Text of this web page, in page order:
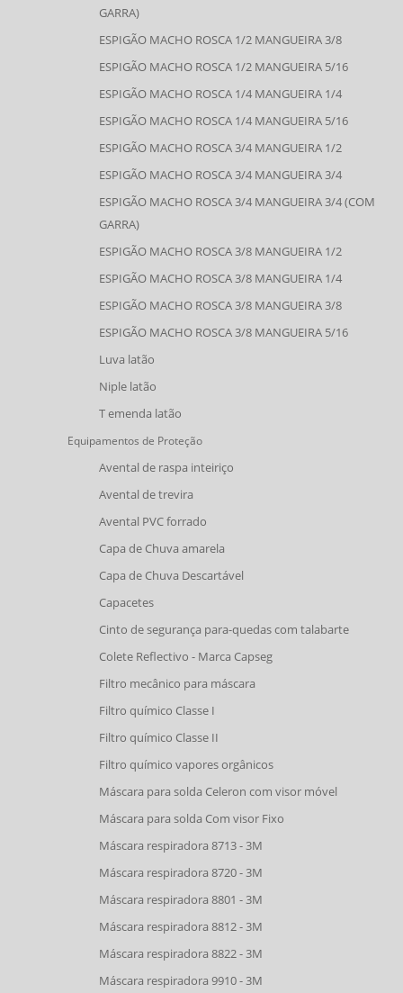
GARRA)
ESPIGÃO MACHO ROSCA 1/2 MANGUEIRA 3/8
ESPIGÃO MACHO ROSCA 1/2 MANGUEIRA 5/16
ESPIGÃO MACHO ROSCA 1/4 MANGUEIRA 1/4
ESPIGÃO MACHO ROSCA 1/4 MANGUEIRA 5/16
ESPIGÃO MACHO ROSCA 3/4 MANGUEIRA 1/2
ESPIGÃO MACHO ROSCA 3/4 MANGUEIRA 3/4
ESPIGÃO MACHO ROSCA 3/4 MANGUEIRA 3/4 (COM
GARRA)
ESPIGÃO MACHO ROSCA 3/8 MANGUEIRA 1/2
ESPIGÃO MACHO ROSCA 3/8 MANGUEIRA 1/4
ESPIGÃO MACHO ROSCA 3/8 MANGUEIRA 3/8
ESPIGÃO MACHO ROSCA 3/8 MANGUEIRA 5/16
Luva latão
Niple latão
T emenda latão
Equipamentos de Proteção
Avental de raspa inteiriço
Avental de trevira
Avental PVC forrado
Capa de Chuva amarela
Capa de Chuva Descartável
Capacetes
Cinto de segurança para-quedas com talabarte
Colete Reflectivo - Marca Capseg
Filtro mecânico para máscara
Filtro químico Classe I
Filtro químico Classe II
Filtro químico vapores orgânicos
Máscara para solda Celeron com visor móvel
Máscara para solda Com visor Fixo
Máscara respiradora 8713 - 3M
Máscara respiradora 8720 - 3M
Máscara respiradora 8801 - 3M
Máscara respiradora 8812 - 3M
Máscara respiradora 8822 - 3M
Máscara respiradora 9910 - 3M